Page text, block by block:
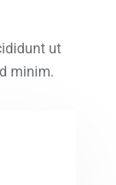
ut
minim.